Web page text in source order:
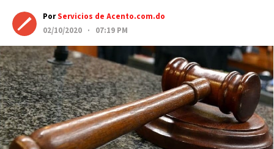
PorServicios de Acento.com.do
02/10/2020 · 07:19 PM